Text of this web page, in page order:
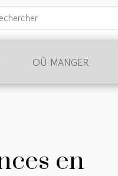
OÙ MANGER
en